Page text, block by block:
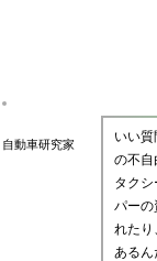
自動車研究家
いい
の不自
タク
パーの
れたり
あるん